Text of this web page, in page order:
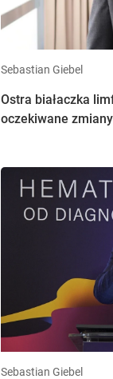
Sebastian Giebel
Ostra białaczka
oczekiwane
Sebastian Giebel